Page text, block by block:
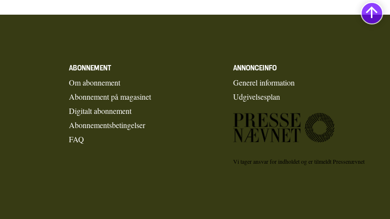
ABONNEMENT
Om abonnement
Abonnement på magasinet
Digitalt abonnement
Abonnementsbetingelser
FAQ
ANNONCEINFO
Generel information
Udgivelsesplan
Vi tager ansvar for indholdet og er tilmeldt Pressenævnet